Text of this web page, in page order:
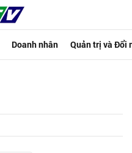
Doanh nhân Quản trị và Đổi